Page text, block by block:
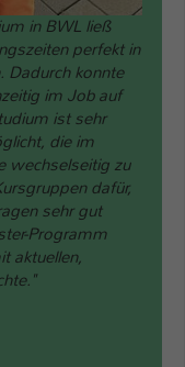
in BWL ließ
perfekt in
Dadurch konnte
im Job auf
ist sehr
die im
wechselseitig zu
dafür,
sehr gut
Programm
aktuellen,